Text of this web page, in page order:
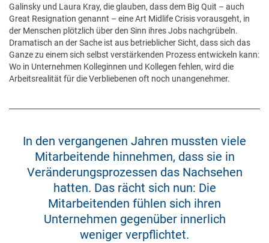
Galinsky und Laura Kray, die glauben, dass dem Big Quit – auch
Great Resignation genannt – eine Art Midlife Crisis vorausgeht, in
der Menschen plötzlich über den Sinn ihres Jobs nachgrübeln.
Dramatisch an der Sache ist aus betrieblicher Sicht, dass sich das
Ganze zu einem sich selbst verstärkenden Prozess entwickeln kann:
Wo in Unternehmen Kolleginnen und Kollegen fehlen, wird die
Arbeitsrealität für die Verbliebenen oft noch unangenehmer.
In den vergangenen Jahren mussten viele
Mitarbeitende hinnehmen, dass sie in
Veränderungsprozessen das Nachsehen
hatten. Das rächt sich nun: Die
Mitarbeitenden fühlen sich ihren
Unternehmen gegenüber innerlich
weniger verpflichtet.